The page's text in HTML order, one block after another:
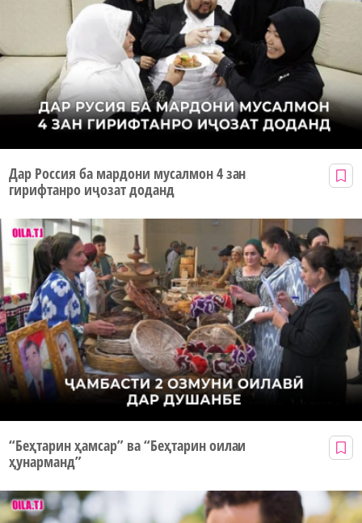
Дар Россия ба мардони мусалмон 4 зан
гирифтанро иҷозат доданд
“Беҳтарин ҳамсар” ва “Беҳтарин оилаи
ҳунарманд”